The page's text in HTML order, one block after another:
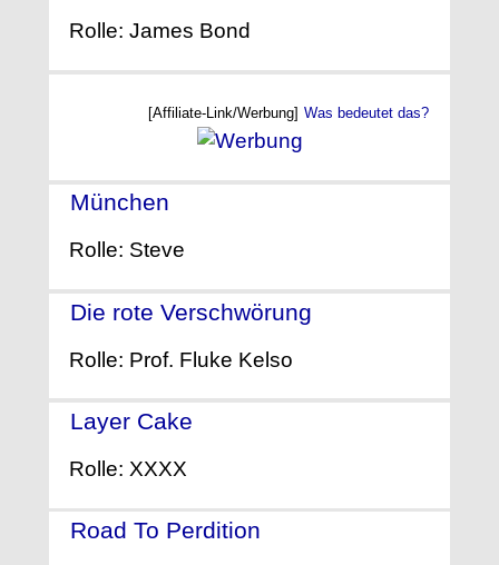
Rolle: James Bond
[Affiliate-Link/Werbung] Was bedeutet das?
München
Rolle: Steve
Die rote Verschwörung
Rolle: Prof. Fluke Kelso
Layer Cake
Rolle: XXXX
Road To Perdition